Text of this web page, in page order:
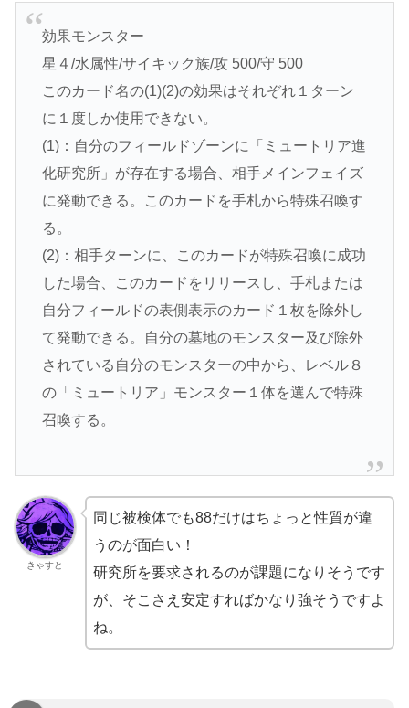
効果モンスター
星４/水属性/サイキック族/攻 500/守 500
このカード名の(1)(2)の効果はそれぞれ１ターン
に１度しか使用できない。
(1)：自分のフィールドゾーンに「ミュートリア進
化研究所」が存在する場合、相手メインフェイズ
に発動できる。このカードを手札から特殊召喚す
る。
(2)：相手ターンに、このカードが特殊召喚に成功
した場合、このカードをリリースし、手札または
自分フィールドの表側表示のカード１枚を除外し
て発動できる。自分の墓地のモンスター及び除外
されている自分のモンスターの中から、レベル８
の「ミュートリア」モンスター１体を選んで特殊
召喚する。
きゃすと
同じ被検体でも88だけはちょっと性質が違
うのが面白い！
研究所を要求されるのが課題になりそうです
が、そこさえ安定すればかなり強そうですよ
ね。